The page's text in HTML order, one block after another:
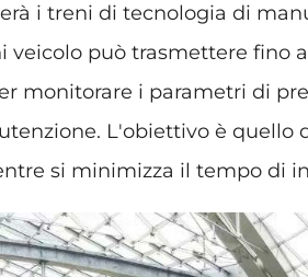
i treni di tecnologia di
veicolo può trasmettere fino
monitorare i parametri di
L'obiettivo è quello
si minimizza il tempo di